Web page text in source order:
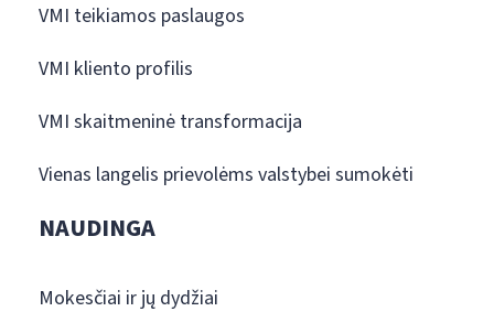
VMI teikiamos paslaugos
VMI kliento profilis
VMI skaitmeninė transformacija
Vienas langelis prievolėms valstybei sumokėti
NAUDINGA
Mokesčiai ir jų dydžiai